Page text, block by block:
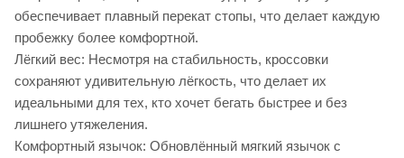
обеспечивает плавный перекат стопы, что делает каждую
пробежку более комфортной.
Лёгкий вес: Несмотря на стабильность, кроссовки
сохраняют удивительную лёгкость, что делает их
идеальными для тех, кто хочет бегать быстрее и без
лишнего утяжеления.
Комфортный язычок: Обновлённый мягкий язычок с